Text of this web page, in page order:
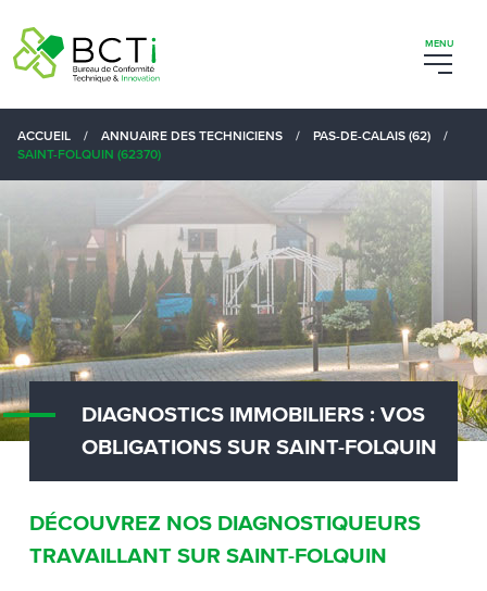
ACCUEIL / ANNUAIRE DES TECHNICIENS / PAS-DE-CALAIS (62)
/
SAINT-FOLQUIN (62370)
DIAGNOSTICS IMMOBILIERS : VOS
OBLIGATIONS SUR SAINT-FOLQUIN
DÉCOUVREZ NOS DIAGNOSTIQUEURS
TRAVAILLANT SUR SAINT-FOLQUIN